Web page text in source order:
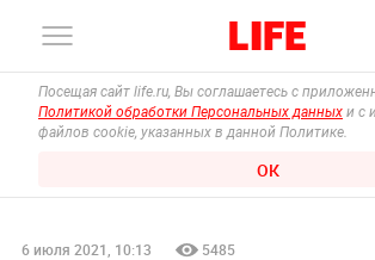
Посещая сайт life.ru, Вы соглашаетесь с
Политикой обработки Персональных данных и с
файлов cookie, указанных в данной Политике.
ОК
6 июля 2021, 10:13 5485